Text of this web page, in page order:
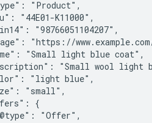
"Product",
"44E01-K11000",
"98766051104207",
"https://
"Small light blue coat",
"Small wool light
"light blue",
"small",
{
"Offer",